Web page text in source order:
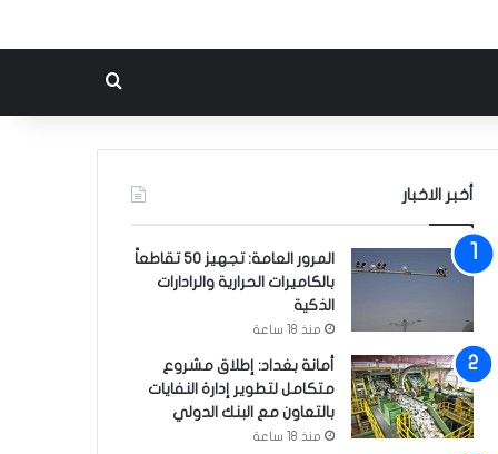
أخبر الاخبار
المرور العامة: تجهيز 50 تقاطعاً
بالكاميرات الحرارية والرادارات
الذكية
منذ 18 ساعة
أمانة بغداد: إطلاق مشروع
متكامل لتطوير إدارة النفايات
بالتعاون مع البنك الدولي
منذ 18 ساعة